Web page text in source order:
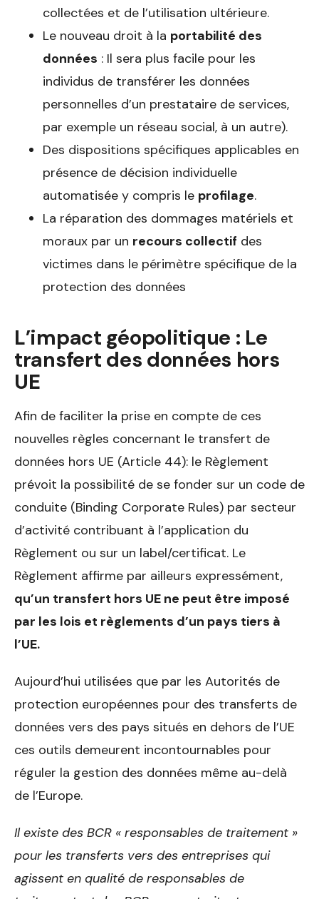
collectées et de l’utilisation ultérieure.
Le nouveau droit à la portabilité des
données : Il sera plus facile pour les
individus de transférer les données
personnelles d’un prestataire de services,
par exemple un réseau social, à un autre).
Des dispositions spécifiques applicables en
présence de décision individuelle
automatisée y compris le profilage.
La réparation des dommages matériels et
moraux par un recours collectif des
victimes dans le périmètre spécifique de la
protection des données
L’impact géopolitique : Le
transfert des données hors
UE
Afin de faciliter la prise en compte de ces
nouvelles règles concernant le transfert de
données hors UE (Article 44): le Règlement
prévoit la possibilité de se fonder sur un code de
conduite (Binding Corporate Rules) par secteur
d’activité contribuant à l’application du
Règlement ou sur un label/certificat. Le
Règlement affirme par ailleurs expressément,
qu’un transfert hors UE ne peut être imposé
par les lois et règlements d’un pays tiers à
l’UE.
Aujourd’hui utilisées que par les Autorités de
protection européennes pour des transferts de
données vers des pays situés en dehors de l’UE
ces outils demeurent incontournables pour
réguler la gestion des données même au-delà
de l’Europe.
Il existe des BCR « responsables de traitement »
pour les transferts vers des entreprises qui
agissent en qualité de responsables de